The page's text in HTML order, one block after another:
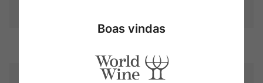
Graduação Alcóoli
Boas vindas